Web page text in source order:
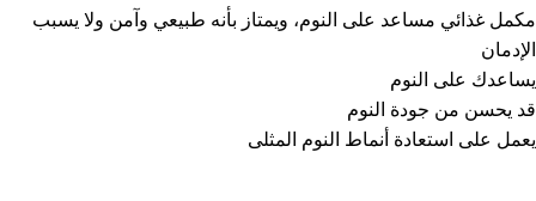
مكمل غذائي مساعد على النوم، ويمتاز بأنه طبيعي وآمن ولا يسبب
الإدمان
يساعدك على النوم
قد يحسن من جودة النوم
يعمل على استعادة أنماط النوم المثلى